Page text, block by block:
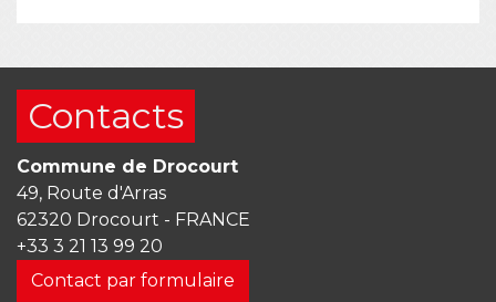
Contacts
Commune de Drocourt
49, Route d'Arras
62320 Drocourt - FRANCE
+33 3 21 13 99 20
Contact par formulaire